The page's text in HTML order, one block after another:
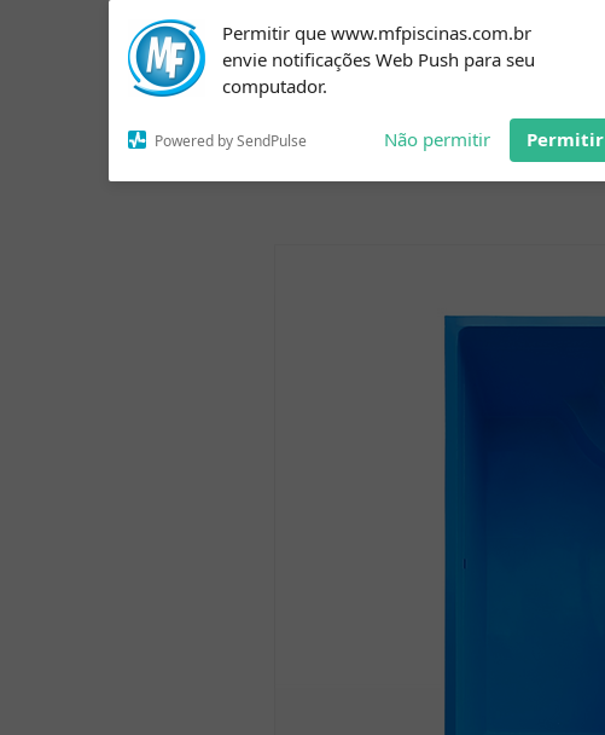
Permitir que www.mfpiscinas.com.br
envie notificações Web Push para seu
computador.
Powered by SendPulse Não permitir Permitir
Subscribe to our
notifications!
To enable permission prompts, click
on the notification icon
Início Sobre